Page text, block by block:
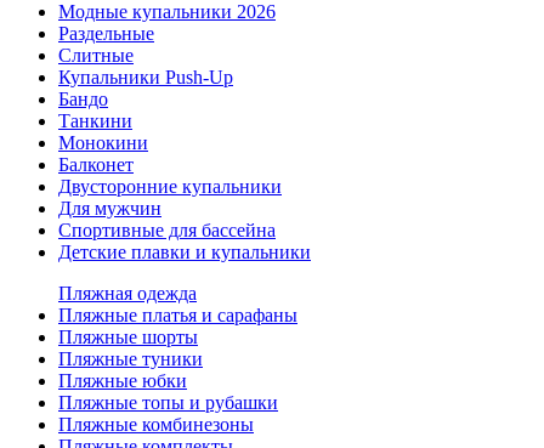
Модные купальники 2026
Раздельные
Слитные
Купальники Push-Up
Бандо
Танкини
Монокини
Балконет
Двусторонние купальники
Для мужчин
Спортивные для бассейна
Детские плавки и купальники
Пляжная одежда
Пляжные платья и сарафаны
Пляжные шорты
Пляжные туники
Пляжные юбки
Пляжные топы и рубашки
Пляжные комбинезоны